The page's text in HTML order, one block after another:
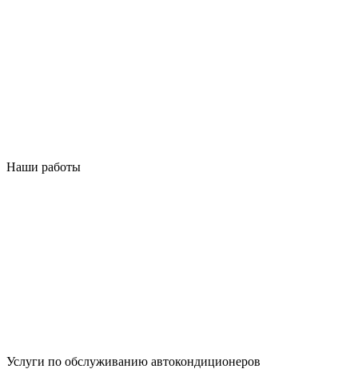
Наши работы
Услуги по обслуживанию автокондиционеров